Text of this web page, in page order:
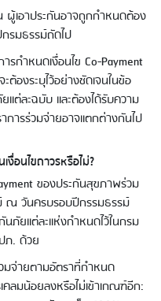
เอาประกันอาจถูกกำหนดต้อง
รมธรรม์ถัดไป
รกำหนดเงื่อนไข Co-Payment
ต้องระบุไว้อย่างชัดเจนในข้อ
แต่ละฉบับ และต้องได้รับความ
ารร่วมจ่ายอาจแตกต่างกันไป
งื่อนไขถาวรหรือไม่?
ของประกันสุขภาพร่วม
ณ ​วันครบรอบปีกรรมธรรม์
ยแต่ละแห่งกำหนดไว้ในกรม
ภ. ด้วย
วมจ่ายตามอัตราที่กำหนด
ลมน้อยลงหรือไม่เข้าเกณฑ์อีก: